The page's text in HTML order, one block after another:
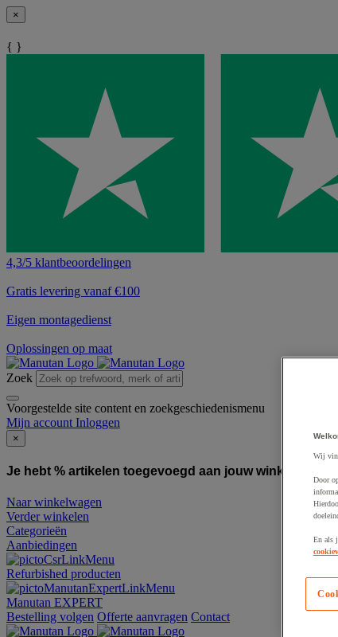
×
{ }
4,3/5 klantbeoordelingen
Gratis levering vanaf €100
Eigen montagedienst
Oplossingen op maat
Zoek
Voorgestelde site content en zoekgeschiedenismenu
Mijn account Inloggen
×
Je hebt % artikelen toegevoegd aan jouw winkelwagen:
Naar winkelwagen
Verder winkelen
Categorieën
Aanbiedingen
Refurbished producten
Manutan EXPERT
Bestelling volgen Offerte aanvragen Contact
Wij
Door
En als